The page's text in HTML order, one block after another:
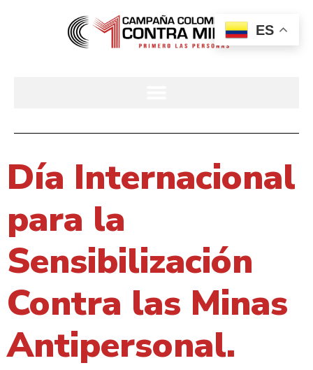
Día Internacional
para la
Sensibilización
Contra las Minas
Antipersonal.
ES